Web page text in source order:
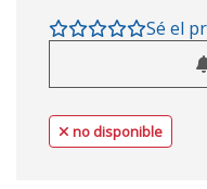
Sé el
no disponible